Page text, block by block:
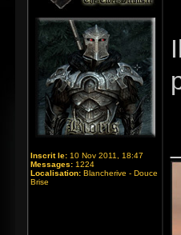
Inscrit le: 10 Nov 2011, 18:47
Messages: 1224
Localisation: Blancherive - Douce
Brise